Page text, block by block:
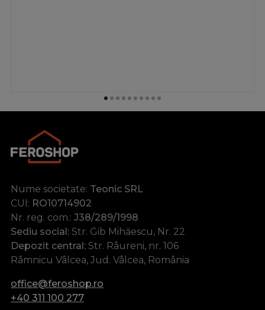
Nume societate: Teonic SRL
CUI: RO10714902
Nr. reg. com.: J38/289/1998
Sediu social: Str. Gib Mihăescu, Nr. 22
Depozit central: Str. Râureni, nr. 106
Râmnicu Vâlcea, Jud. Vâlcea, România
office@feroshop.ro
+40 311 100 277